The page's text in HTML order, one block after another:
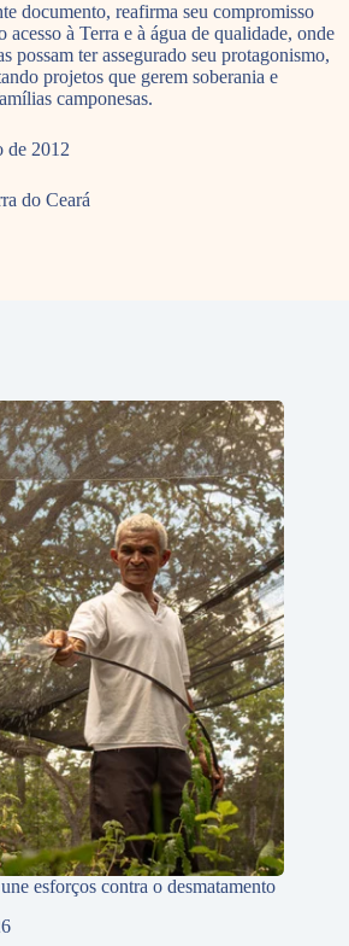
documento, reafirma seu compromisso
acesso à Terra e à água de qualidade, onde
possam ter assegurado seu protagonismo,
projetos que gerem soberania e
camponesas.
de 2012
do Ceará
esforços contra o desmatamento